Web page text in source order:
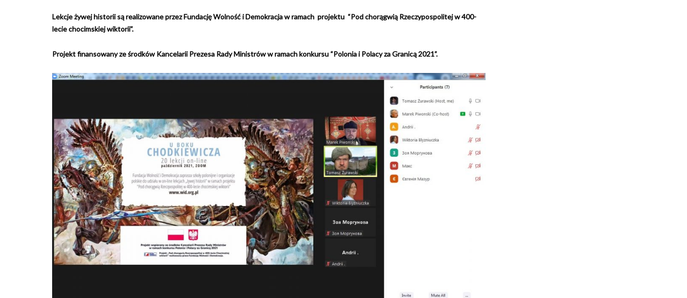
Lekcje żywej historii są realizowane przez Fundację Wolność i Demokracja w ramach projektu “Pod chorągwią Rzeczypospolitej w 400-
lecie chocimskiej wiktorii”.
Projekt finansowany ze środków Kancelarii Prezesa Rady Ministrów w ramach konkursu “Polonia i Polacy za Granicą 2021”.